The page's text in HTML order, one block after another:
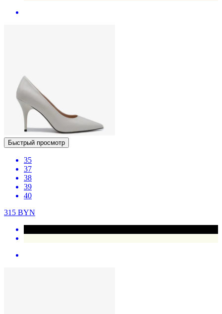
Быстрый просмотр
35
37
38
39
40
315 BYN